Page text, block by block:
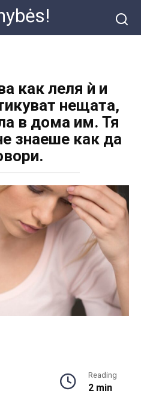
как леля ѝ и
нещата,
в дома им. Тя
знаеше как да
Reading
2 min